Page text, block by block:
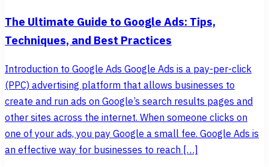
The Ultimate Guide to Google Ads: Tips,
Techniques, and Best Practices
Introduction to Google Ads Google Ads is a pay-per-click
(PPC) advertising platform that allows businesses to
create and run ads on Google’s search results pages and
other sites across the internet. When someone clicks on
one of your ads, you pay Google a small fee. Google Ads is
an effective way for businesses to reach […]